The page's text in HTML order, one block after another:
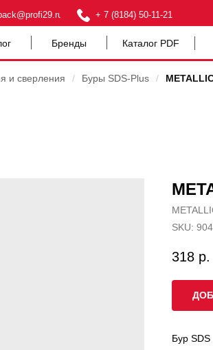
+ 7 (8184) 50-11-21
Бренды Каталог PDF
и сверления / Буры SDS-Plus /
SKU:
318 р.
Бур